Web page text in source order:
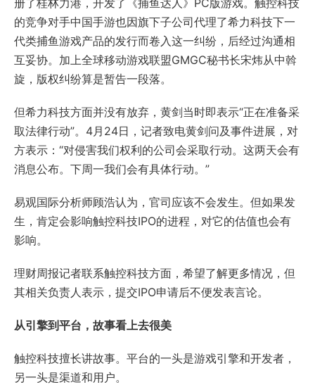
册了桂林力港，开发了《捕鱼达人》PC版游戏。触控科技
的竞争对手中国手游也因旗下子公司代理了希力科技下一
代类捕鱼游戏产品的发行而卷入这一纠纷，后经过沟通相
互妥协。加上全球移动游戏联盟GMGC秘书长宋炜从中斡
旋，版权纠纷算是暂告一段落。
但希力科技方面并没有放弃，黄剑当时即表示“正在准备采
取法律行动”。4月24日，记者致电黄剑问及事件进展，对
方表示：“对侵害我们权利的公司会采取行动。这两天会有
消息公布。下周一我们会有具体行动。”
易观国际分析师顾浩认为，官司应该不会发生。但如果发
生，肯定会影响触控科技IPO的进程，对它的估值也会有
影响。
理财周报记者联系触控科技方面，希望了解更多情况，但
其相关负责人表示，提交IPO申请后不便发表言论。
从引擎到平台，故事看上去很美
触控科技擅长讲故事。平台的一头是游戏引擎和开发者，
另一头是渠道和用户。